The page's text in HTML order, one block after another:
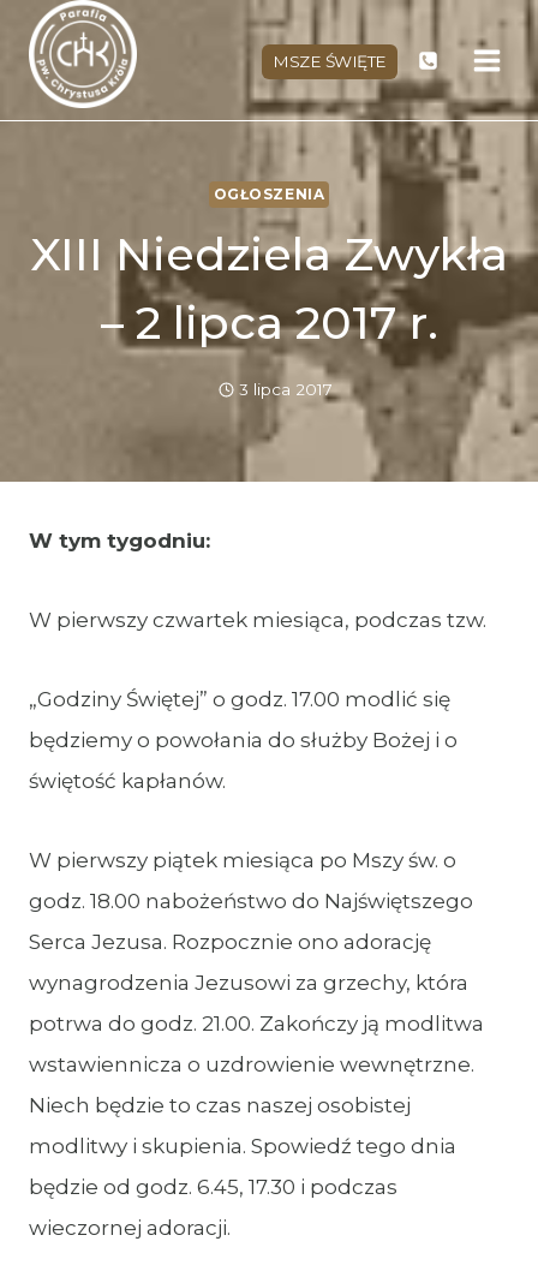
Przejdź
treści
MSZE ŚWIĘTE
OGŁOSZENIA
XIII Niedziela Zwykła
– 2 lipca 2017 r.
3 lipca 2017
W tym tygodniu:
W pierwszy czwartek miesiąca, podczas tzw.
„Godziny Świętej” o godz. 17.00 modlić się
będziemy o powołania do służby Bożej i o
świętość kapłanów.
W pierwszy piątek miesiąca po Mszy św. o
godz. 18.00 nabożeństwo do Najświętszego
Serca Jezusa. Rozpocznie ono adorację
wynagrodzenia Jezusowi za grzechy, która
potrwa do godz. 21.00. Zakończy ją modlitwa
wstawiennicza o uzdrowienie wewnętrzne.
Niech będzie to czas naszej osobistej
modlitwy i skupienia. Spowiedź tego dnia
będzie od godz. 6.45, 17.30 i podczas
wieczornej adoracji.